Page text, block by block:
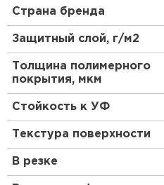
Страна бренда
Защитный слой, г/м2
Толщина полимерного
покрытия, мкм
Стойкость к УФ
Текстура поверхности
В резке